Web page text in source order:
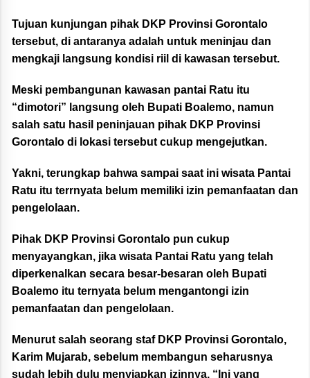
Tujuan kunjungan pihak DKP Provinsi Gorontalo
tersebut, di antaranya adalah untuk meninjau dan
mengkaji langsung kondisi riil di kawasan tersebut.
Meski pembangunan kawasan pantai Ratu itu
“dimotori” langsung oleh Bupati Boalemo, namun
salah satu hasil peninjauan pihak DKP Provinsi
Gorontalo di lokasi tersebut cukup mengejutkan.
Yakni, terungkap bahwa sampai saat ini wisata Pantai
Ratu itu terrnyata belum memiliki izin pemanfaatan dan
pengelolaan.
Pihak DKP Provinsi Gorontalo pun cukup
menyayangkan, jika wisata Pantai Ratu yang telah
diperkenalkan secara besar-besaran oleh Bupati
Boalemo itu ternyata belum mengantongi izin
pemanfaatan dan pengelolaan.
Menurut salah seorang staf DKP Provinsi Gorontalo,
Karim Mujarab, sebelum membangun seharusnya
sudah lebih dulu menyiapkan izinnya. “Ini yang